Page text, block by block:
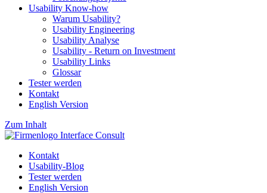
Usability Know-how
Warum Usability?
Usability Engineering
Usability Analyse
Usability - Return on Investment
Usability Links
Glossar
Tester werden
Kontakt
English Version
Zum Inhalt
Kontakt
Usability-Blog
Tester werden
English Version